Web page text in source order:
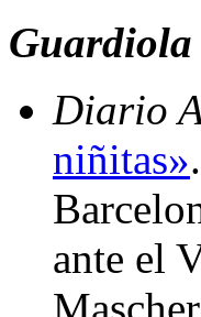
Guardiola
Diario
niñitas»
ante el